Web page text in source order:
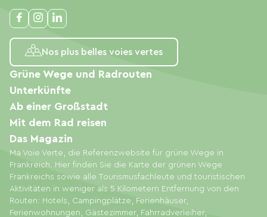
Nos plus belles voies vertes
Ma Voie Verte, die Referenzwebsite für grüne Wege in
Frankreich. Hier finden Sie die Karte der grünen Wege
Frankreichs sowie alle Tourismusfachleute und touristischen
Aktivitäten in weniger als 5 Kilometern Entfernung von den
Routen: Hotels, Campingplätze, Ferienhäuser,
Ferienwohnungen, Gästezimmer, Fahrradverleiher,
Grüne Wege und Radrouten
Unterkünfte
Ab einer Großstadt
Mit dem Rad reisen
Das Magazin